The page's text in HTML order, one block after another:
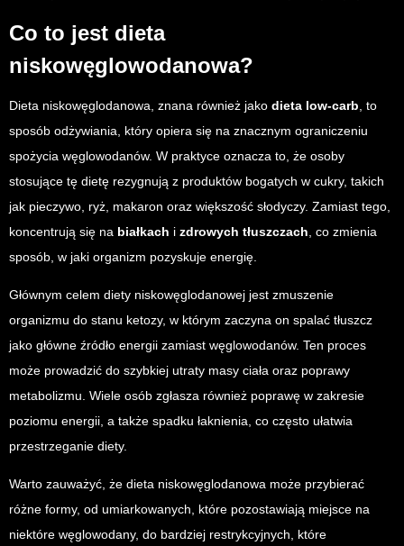
Co to jest dieta
niskowęglowodanowa?
Dieta niskowęglodanowa, znana również jako dieta low-carb , to
sposób odżywiania, który opiera się na znacznym ograniczeniu
spożycia węglowodanów. W praktyce oznacza to, że osoby
stosujące tę dietę rezygnują z produktów bogatych w cukry, takich
jak pieczywo, ryż, makaron oraz większość słodyczy. Zamiast tego,
koncentrują się na białkach i zdrowych tłuszczach , co zmienia
sposób, w jaki organizm pozyskuje energię.
Głównym celem diety niskowęglodanowej jest zmuszenie
organizmu do stanu ketozy, w którym zaczyna on spalać tłuszcz
jako główne źródło energii zamiast węglowodanów. Ten proces
może prowadzić do szybkiej utraty masy ciała oraz poprawy
metabolizmu. Wiele osób zgłasza również poprawę w zakresie
poziomu energii, a także spadku łaknienia, co często ułatwia
przestrzeganie diety.
Warto zauważyć, że dieta niskowęglodanowa może przybierać
różne formy, od umiarkowanych, które pozostawiają miejsce na
niektóre węglowodany, do bardziej restrykcyjnych, które